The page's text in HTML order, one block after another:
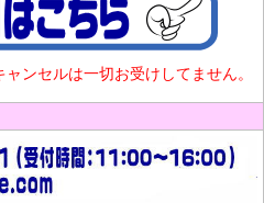
ンセルは一切お受けしてません。